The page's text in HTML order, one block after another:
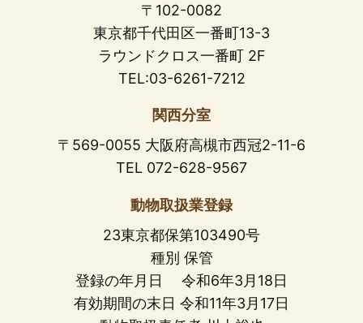
〒102-0082
東京都千代田区一番町13-3
ラウンドクロス一番町 2F
TEL:03-6261-7212
関西分室
〒569-0055 大阪府高槻市西冠2-11-6
TEL 072-628-9567
動物取扱業登録
23東京都保第103490号
種別 保管
登録の年月日 令和6年3月18日
有効期間の末日 令和11年3月17日